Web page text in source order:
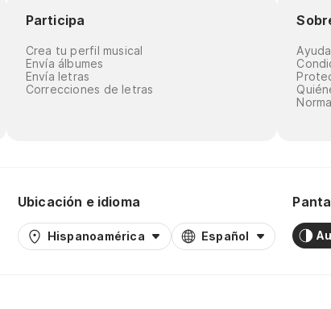
Participa
Crea tu perfil musical
Envía álbumes
Envía letras
Correcciones de letras
Ayuda
Ubicación e idioma
Hispanoamérica Español